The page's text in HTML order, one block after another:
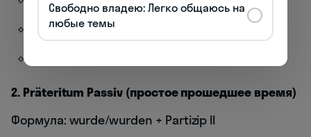
ihr werdet informiert — вас информируют
2. Präteritum Passiv (простое прошедшее время)
Формула: wurde/wurden + Partizip II
Свободно владею: Легко общаюсь на
любые темы